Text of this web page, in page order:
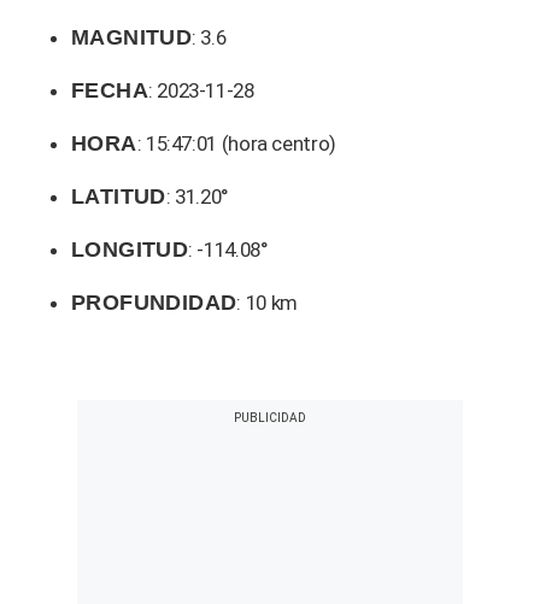
MAGNITUD: 3.6
FECHA: 2023-11-28
HORA: 15:47:01 (hora centro)
LATITUD: 31.20°
LONGITUD: -114.08°
PROFUNDIDAD: 10 km